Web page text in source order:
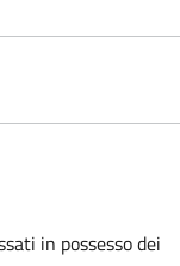
in possesso dei